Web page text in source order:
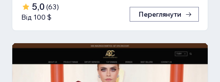
5,0 (63)
Від 100 $
Переглянути